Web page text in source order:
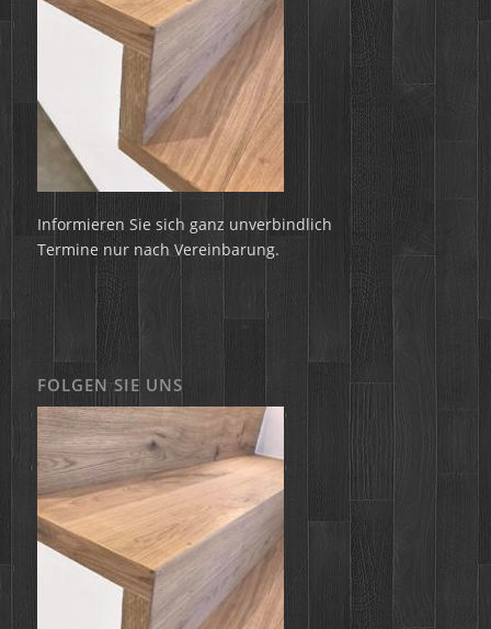
Informieren Sie sich ganz unverbindlich
Termine nur nach Vereinbarung.
FOLGEN SIE UNS